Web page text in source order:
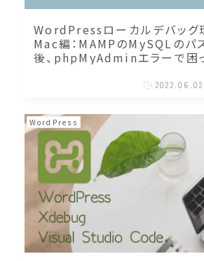
WordPressローカルデバッグ
Mac編：MAMPのMySQLのパ
後、phpMyAdminエラーで困
2022.06.02
WordPress